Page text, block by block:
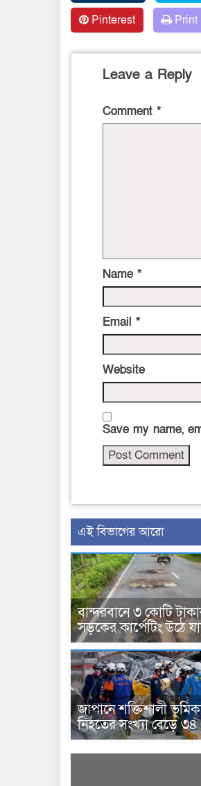
Pinterest
Print
Leave a Reply
Comment *
Name *
Email *
Website
Save my name,
এই বিভাগের আরো
বান্দরবানে ৩ কোটি
সড়কের কার্পেটিং উঠে
জাপানে শক্তিশালী
নিহতের সংখ্যা বেড়ে ৩৪